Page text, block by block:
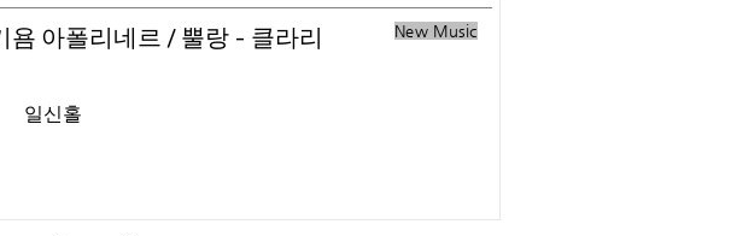
New Music
욤 아폴리네르 / 뿔랑 - 클라리
일신홀